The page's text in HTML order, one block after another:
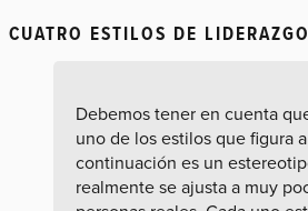
CUATRO ESTILOS DE LIDERAZGO
Debemos tener en cuenta
uno de los estilos que figura a
continuación es un
realmente se ajusta a muy